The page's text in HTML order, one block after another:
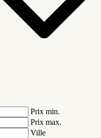
Prix min.
Prix max.
Ville